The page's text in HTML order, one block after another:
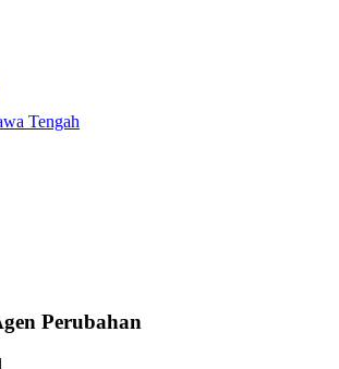
Tengah
Perubahan